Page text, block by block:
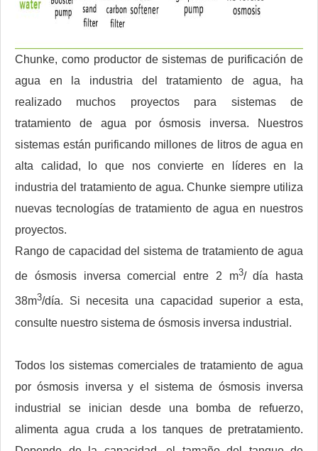
Chunke, como productor de sistemas de purificación de
agua en la industria del tratamiento de agua, ha
realizado muchos proyectos para sistemas de
tratamiento de agua por ósmosis inversa. Nuestros
sistemas están purificando millones de litros de agua en
alta calidad, lo que nos convierte en líderes en la
industria del tratamiento de agua. Chunke siempre utiliza
nuevas tecnologías de tratamiento de agua en nuestros
proyectos.
Rango de capacidad del sistema de tratamiento de agua
de ósmosis inversa comercial entre 2 m3/ día hasta
38m3/día. Si necesita una capacidad superior a esta,
consulte nuestro sistema de ósmosis inversa industrial.
Todos los sistemas comerciales de tratamiento de agua
por ósmosis inversa y el sistema de ósmosis inversa
industrial se inician desde una bomba de refuerzo,
alimenta agua cruda a los tanques de pretratamiento.